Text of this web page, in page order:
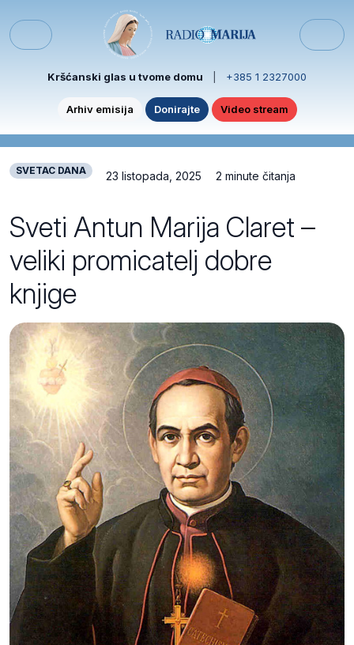
Menu
Kršćanski glas u tvome domu +385 1 2327000
Arhiv emisija Donirajte Video stream
SVETAC DANA 23 listopada, 2025 2 minute čitanja
Sveti Antun Marija Claret –
veliki promicatelj dobre
knjige